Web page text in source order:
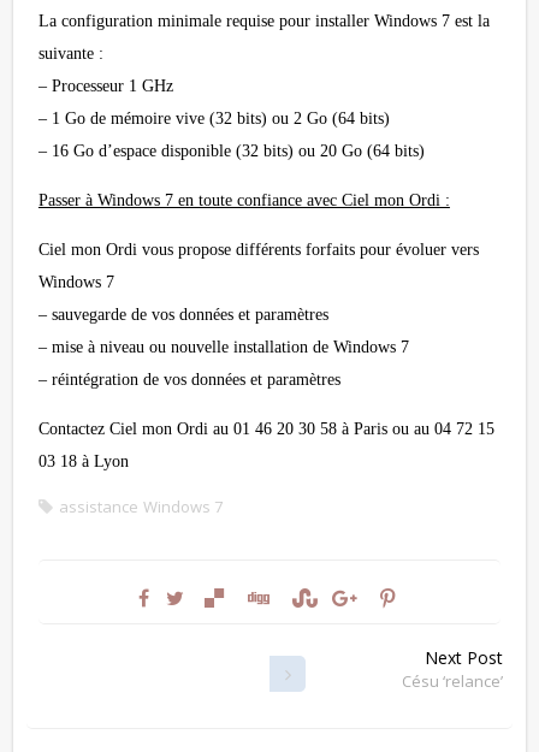
La configuration minimale requise pour installer Windows 7 est la
suivante :
– Processeur 1 GHz
– 1 Go de mémoire vive (32 bits) ou 2 Go (64 bits)
– 16 Go d’espace disponible (32 bits) ou 20 Go (64 bits)
Passer à Windows 7 en toute confiance avec Ciel mon Ordi :
Ciel mon Ordi vous propose différents forfaits pour évoluer vers
Windows 7
– sauvegarde de vos données et paramètres
– mise à niveau ou nouvelle installation de Windows 7
– réintégration de vos données et paramètres
Contactez Ciel mon Ordi au 01 46 20 30 58 à Paris ou au 04 72 15
03 18 à Lyon
assistance Windows 7
Next Post
Césu ‘relance’